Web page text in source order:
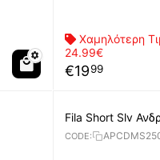
Χαμηλότερη
24.99€
€1999
Fila Short Slv
CODE: